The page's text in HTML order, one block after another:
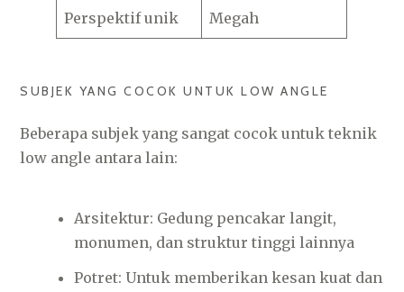
Perspektif unik Megah
SUBJEK YANG COCOK UNTUK LOW ANGLE
Beberapa subjek yang sangat cocok untuk teknik
low angle antara lain:
Arsitektur: Gedung pencakar langit,
monumen, dan struktur tinggi lainnya
Potret: Untuk memberikan kesan kuat dan